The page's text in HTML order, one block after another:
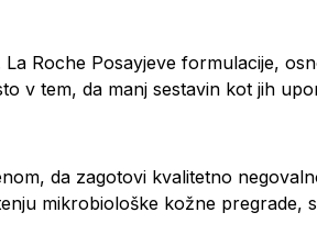
Roche Posayjeve formulacije,
v tem, da manj sestavin kot jih
da zagotovi kvalitetno
mikrobiološke kožne pregrade,